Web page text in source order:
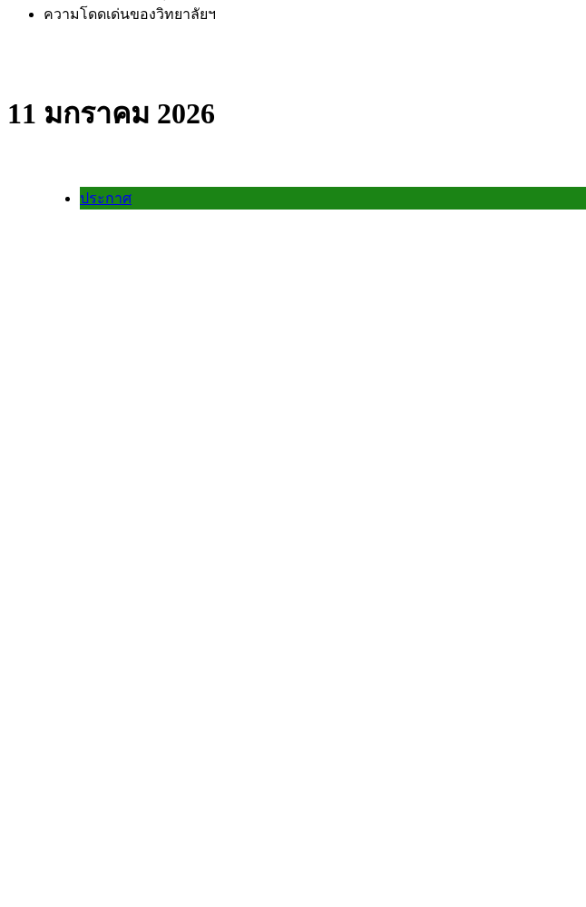
ความโดดเด่นของวิทยาลัยฯ
11 มกราคม 2026
ประกาศ